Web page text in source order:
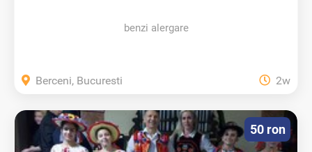
benzi alergare
Berceni, Bucuresti 2w
50 ron